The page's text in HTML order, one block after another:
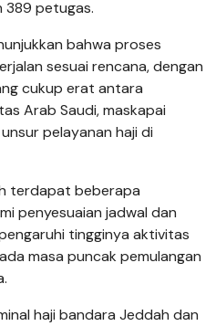
389 petugas.
bahwa proses
sesuai rencana, dengan
cukup erat antara
Arab Saudi, maskapai
pelayanan haji di
terdapat beberapa
penyesuaian jadwal dan
tingginya aktivitas
masa puncak pemulangan
haji bandara Jeddah dan